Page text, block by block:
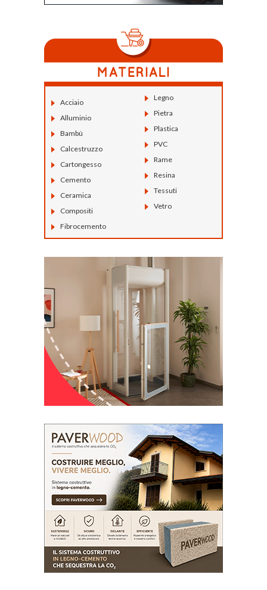
Acciaio
Alluminio
Bambù
Calcestruzzo
Cartongesso
Cemento
Ceramica
Compositi
Fibrocemento
Legno
Pietra
Plastica
PVC
Rame
Resina
Tessuti
Vetro